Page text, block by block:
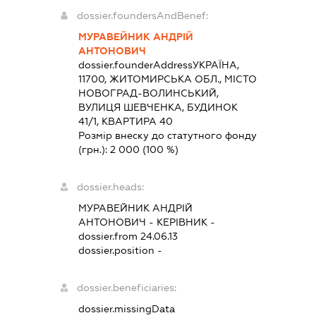
dossier.foundersAndBenef:
МУРАВЕЙНИК АНДРІЙ
АНТОНОВИЧ
dossier.founderAddressУКРАЇНА,
11700, ЖИТОМИРСЬКА ОБЛ., МІСТО
НОВОГРАД-ВОЛИНСЬКИЙ,
ВУЛИЦЯ ШЕВЧЕНКА, БУДИНОК
41/1, КВАРТИРА 40
Розмір внеску до статутного фонду
(грн.): 2 000 (100 %)
dossier.heads:
МУРАВЕЙНИК АНДРІЙ
АНТОНОВИЧ - КЕРІВНИК -
dossier.from 24.06.13
dossier.position -
dossier.beneficiaries:
dossier.missingData